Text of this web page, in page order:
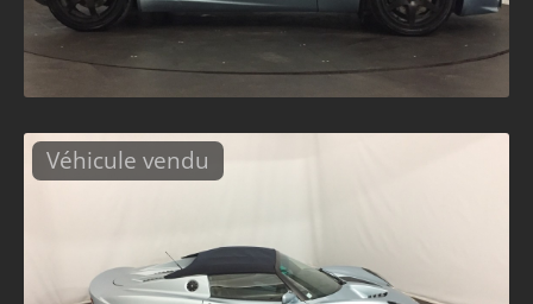
Véhicule vendu